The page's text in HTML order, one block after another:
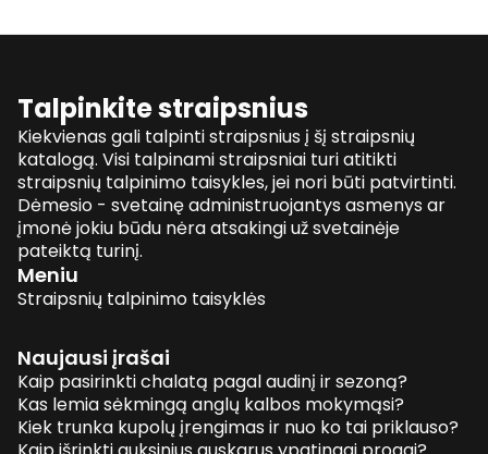
Talpinkite straipsnius
Kiekvienas gali talpinti straipsnius į šį straipsnių
katalogą. Visi talpinami straipsniai turi atitikti
straipsnių talpinimo taisykles, jei nori būti patvirtinti.
Dėmesio - svetainę administruojantys asmenys ar
įmonė jokiu būdu nėra atsakingi už svetainėje
pateiktą turinį.
Meniu
Straipsnių talpinimo taisyklės
Naujausi įrašai
Kaip pasirinkti chalatą pagal audinį ir sezoną?
Kas lemia sėkmingą anglų kalbos mokymąsi?
Kiek trunka kupolų įrengimas ir nuo ko tai priklauso?